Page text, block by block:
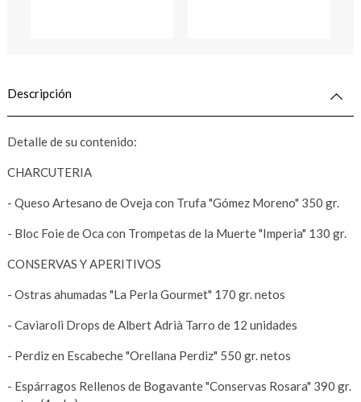
Descripción
Detalle de su contenido:
CHARCUTERIA
- Queso Artesano de Oveja con Trufa "Gómez Moreno" 350 gr.
- Bloc Foie de Oca con Trompetas de la Muerte "Imperia" 130 gr.
CONSERVAS Y APERITIVOS
- Ostras ahumadas "La Perla Gourmet" 170 gr. netos
- Caviaroli Drops de Albert Adrià Tarro de 12 unidades
- Perdiz en Escabeche "Orellana Perdiz" 550 gr. netos
- Espárragos Rellenos de Bogavante "Conservas Rosara" 390 gr.